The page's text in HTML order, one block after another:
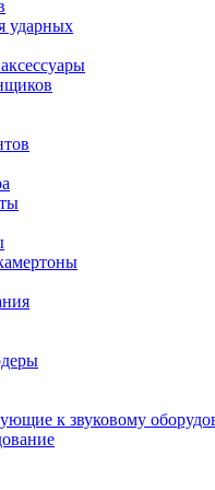
ударных
к звуковому